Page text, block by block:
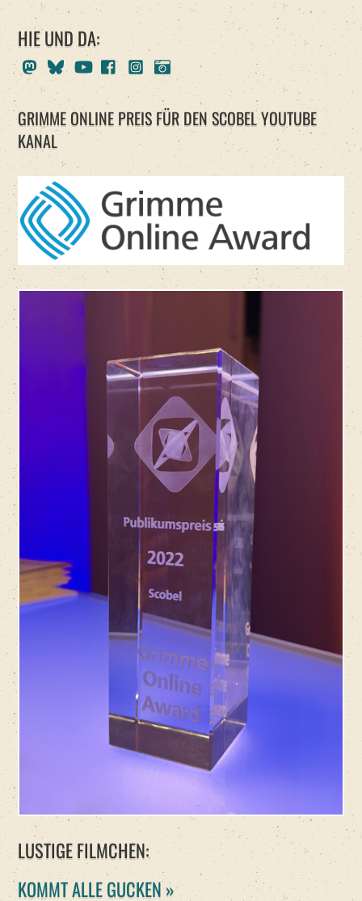
HIE UND DA:
MastodonBlueskyYoutubeFacebookInstagram
Pixelfed
GRIMME ONLINE PREIS FÜR DEN SCOBEL YOUTUBE
KANAL
LUSTIGE FILMCHEN:
KOMMT ALLE GUCKEN »